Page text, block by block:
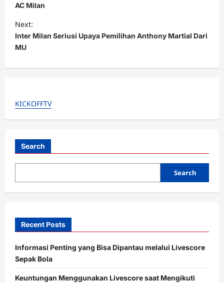
s
t
n
a
v
g
o
AC Milan
Next:
Inter Milan Seriusi Upaya Pemilihan Anthony Martial Dari
MU
KICKOFFTV
Search
Search
Recent Posts
Informasi Penting yang Bisa Dipantau melalui Livescore
Sepak Bola
Keuntungan Menggunakan Livescore saat Mengikuti